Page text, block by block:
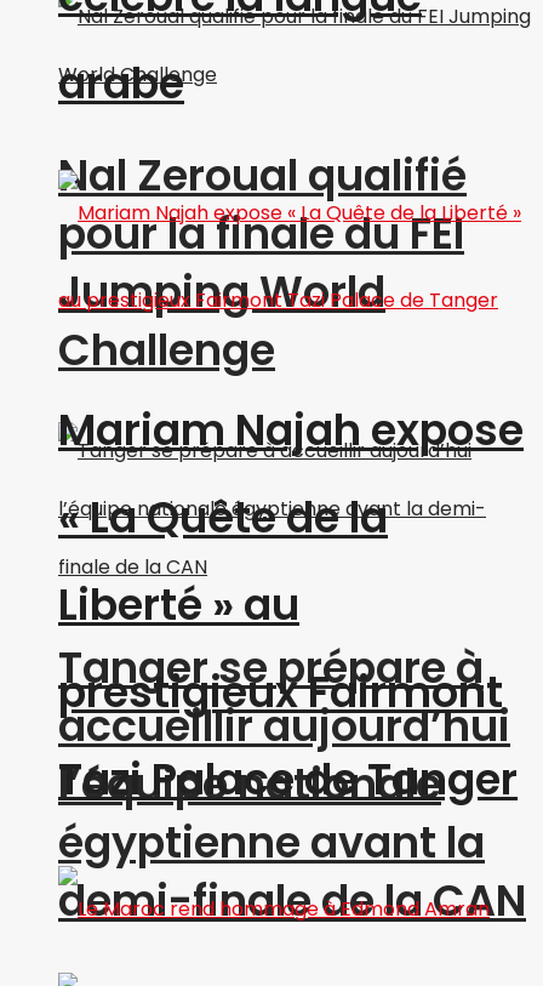
Nal Zeroual qualifié
pour la finale du FEI
Jumping World
Challenge
Tanger se prépare à
accueillir aujourd’hui
l’équipe nationale
égyptienne avant la
demi-finale de la CAN
arabe
Mariam Najah expose
« La Quête de la
Liberté » au
prestigieux Fairmont
Tazi Palace de Tanger